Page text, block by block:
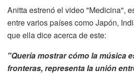
Anitta estrenó el video "Medicina",
entre varios países como Japón,
que ella dice acerca de este:
"Quería mostrar cómo la música
fronteras, representa la unión